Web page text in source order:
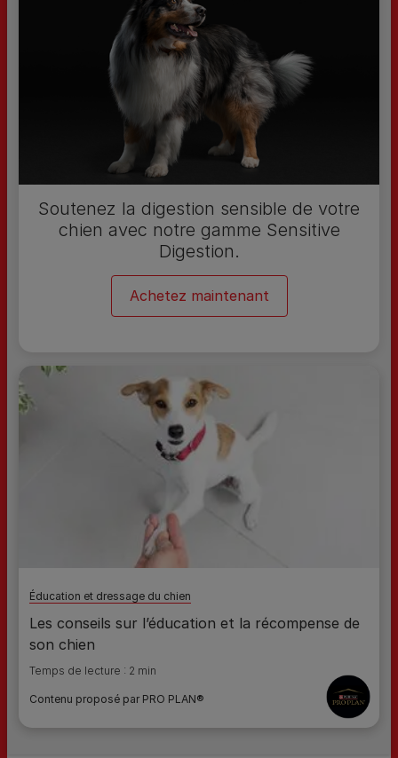
Soutenez la digestion sensible de votre
chien avec notre gamme Sensitive
Digestion.
Achetez maintenant
Éducation et dressage du chien
Les conseils sur l’éducation et la récompense de
son chien
Temps de lecture : 2 min
Contenu proposé par PRO PLAN®